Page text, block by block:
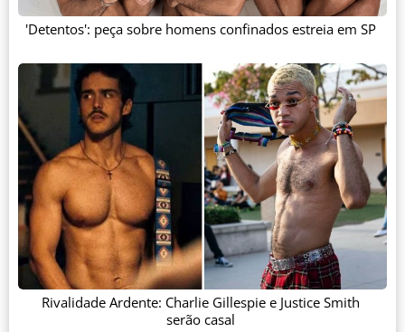
'Detentos': peça sobre homens confinados estreia em SP
Rivalidade Ardente: Charlie Gillespie e Justice Smith
serão casal